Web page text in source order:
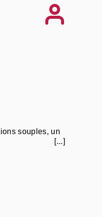
[...]
souples, un
de la